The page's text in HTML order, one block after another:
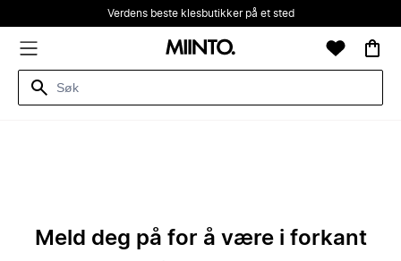
Verdens beste klesbutikker på et sted
Meld deg på for å være i forkant